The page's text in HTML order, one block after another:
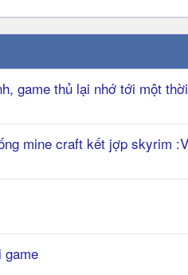
game thủ lại nhớ tới một
mine craft kết jợp skyrim
game